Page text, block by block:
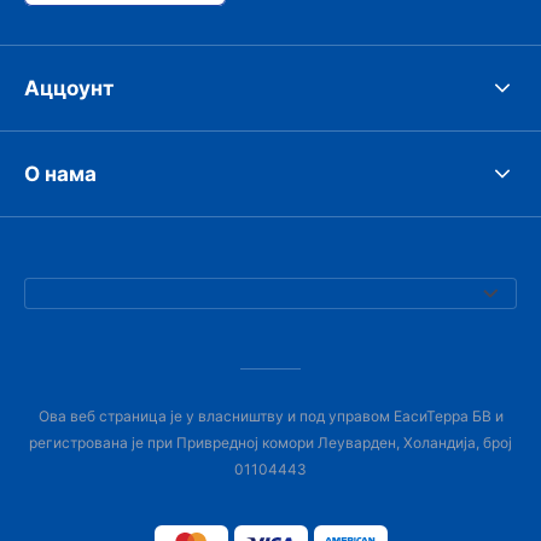
Аццоунт
О нама
Ова веб страница је у власништву и под управом ЕасиТерра БВ и
регистрована је при Привредној комори Леуварден, Холандија, број
01104443